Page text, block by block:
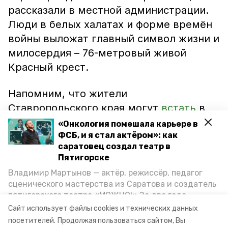
Сайт использует файлы cookies и технических данных
посетителей. Продолжая пользоваться сайтом, Вы
«Онкология помешала карьере в
ФСБ, и я стал актёром»: как
саратовец создал театр в
Пятигорске
Владимир Мартынов — актёр, режиссёр, педагог
сценического мастерства из Саратова и создатель
пятигорского театра «МОЖНО!» За два года
существования театр выпустил восемь спектаклей,
впереди — новые премьеры. О том, как стал
рассказали в местной администрации.
Люди в белых халатах и форме времён
войны выложат главный символ жизни и
милосердия – 76-метровый живой
Красный крест.
Напомним, что жители
Ставропольского края могут встать в
интерактивный «Бессмертный полк».
Виртуальный народный онлайн-парад
пройдёт 9 мая. Кроме того,
ставропольцевприглашают
участие в патриотическом песенном
флешмобе.
Фото: администрация Железноводска